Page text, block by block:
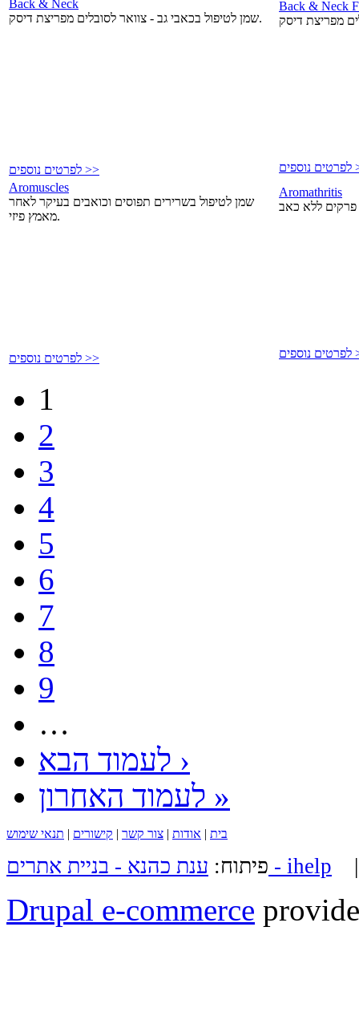
Back & Neck
שמן לטיפול בכאבי גב - צוואר לסובלים מפריצת דיסק.
לפרטים נוספים >>
Back & Neck
>>
Aromuscles
שמן לטיפול בשרירים תפוסים וכואבים בעיקר לאחר
מאמץ פיזי.
לפרטים נוספים >>
Aromathritis
>>
1
2
3
4
5
6
7
8
9
…
לעמוד הבא ›
לעמוד האחרון »
בית | אודות | צור קשר | קישורים | תנאי שימוש
פיתוח: ענת כהנא - בניית אתרים - ihelp
Drupal e-commerce